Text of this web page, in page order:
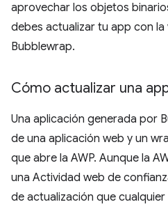
aprovechar los objetos
debes actualizar tu app con
Bubblewrap.
Cómo actualizar una
Una aplicación generada por
de una aplicación web y un
que abre la AWP. Aunque la
una Actividad web de
de actualización que